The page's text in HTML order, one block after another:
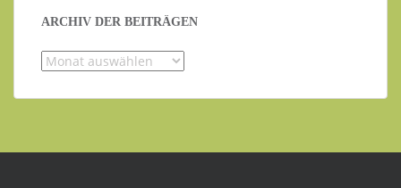
ARCHIV DER BEITRÄGEN
Archiv
Beiträgen